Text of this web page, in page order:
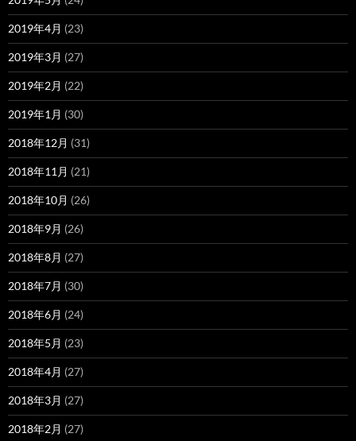
2019年4月 (23)
2019年3月 (27)
2019年2月 (22)
2019年1月 (30)
2018年12月 (31)
2018年11月 (21)
2018年10月 (26)
2018年9月 (26)
2018年8月 (27)
2018年7月 (30)
2018年6月 (24)
2018年5月 (23)
2018年4月 (27)
2018年3月 (27)
2018年2月 (27)